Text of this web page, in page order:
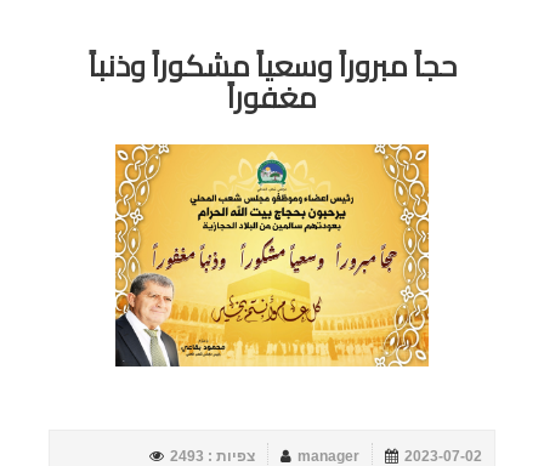
حجاً مبروراً وسعياً مشكوراً وذنباً
مغفوراً
2023-07-02
manager צפיות : 2493